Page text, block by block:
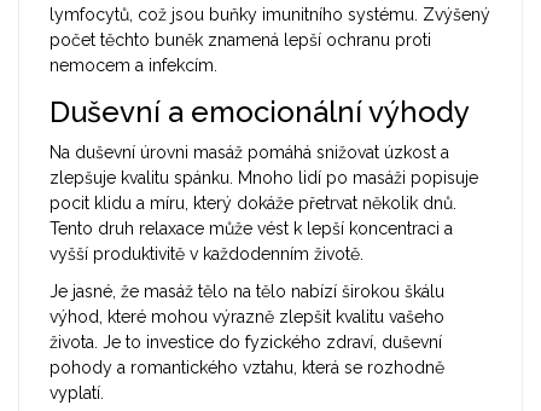
lymfocytů, což jsou buňky imunitního systému. Zvýšený
počet těchto buněk znamená lepší ochranu proti
nemocem a infekcím.
Duševní a emocionální výhody
Na duševní úrovni masáž pomáhá snižovat úzkost a
zlepšuje kvalitu spánku. Mnoho lidí po masáži popisuje
pocit klidu a míru, který dokáže přetrvat několik dnů.
Tento druh relaxace může vést k lepší koncentraci a
vyšší produktivitě v každodenním životě.
Je jasné, že masáž tělo na tělo nabízí širokou škálu
výhod, které mohou výrazně zlepšit kvalitu vašeho
života. Je to investice do fyzického zdraví, duševní
pohody a romantického vztahu, která se rozhodně
vyplatí.